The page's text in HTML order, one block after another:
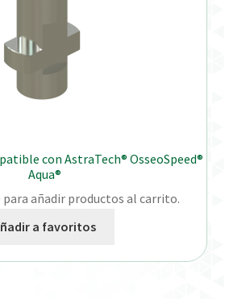
con AstraTech® OsseoSpeed®
Aqua®
añadir productos al carrito.
a favoritos